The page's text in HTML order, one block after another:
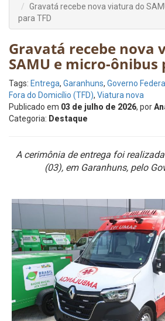
Gravatá recebe nova viatura do
para TFD
Gravatá recebe nova
SAMU e micro-ônibus
Tags: Entrega, Garanhuns, Governo Federal
Fora do Domicílio (TFD), Viatura nova
Publicado em 03 de julho de 2026, por
Categoria: Destaque
A cerimônia de entrega foi
(03), em Garanhuns, pelo